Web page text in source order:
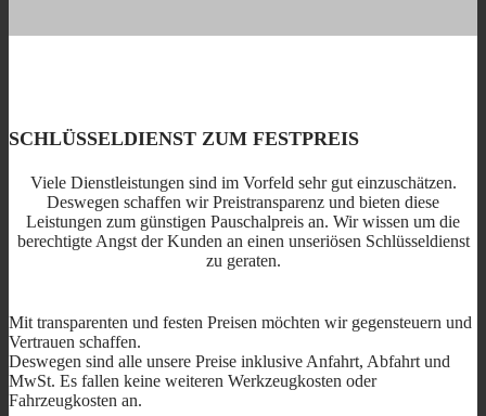
SCHLÜSSELDIENST ZUM FESTPREIS
Viele Dienstleistungen sind im Vorfeld sehr gut einzuschätzen.
Deswegen schaffen wir Preistransparenz und bieten diese
Leistungen zum günstigen Pauschalpreis an. Wir wissen um die
berechtigte Angst der Kunden an einen unseriösen Schlüsseldienst
zu geraten.
Mit transparenten und festen Preisen möchten wir gegensteuern und
Vertrauen schaffen.
Deswegen sind alle unsere Preise inklusive Anfahrt, Abfahrt und
MwSt. Es fallen keine weiteren Werkzeugkosten oder
Fahrzeugkosten an.